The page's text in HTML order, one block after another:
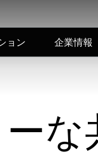
ョン 企業情報
な